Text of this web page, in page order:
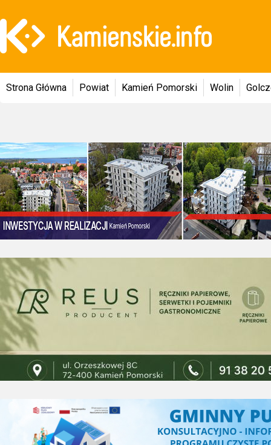
Strona Główna Powiat Kamień Pomorski Wolin